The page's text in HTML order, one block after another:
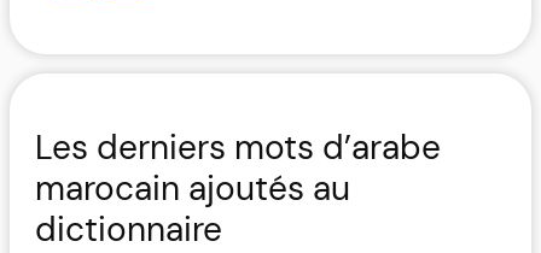
Les derniers mots d’arabe
marocain ajoutés au
dictionnaire